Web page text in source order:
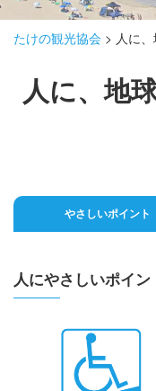
おみやげ
アクセス
たけの観光協会 > 人に
人に、地
やさしいポイント
人にやさしいポイン